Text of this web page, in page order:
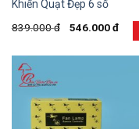
Khiển Quạt Đẹp 6 số
839.000đ 546.000đ